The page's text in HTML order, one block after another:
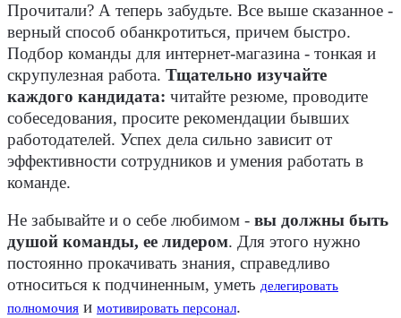
Прочитали? А теперь забудьте. Все выше сказанное -
верный способ обанкротиться, причем быстро.
Подбор команды для интернет-магазина - тонкая и
скрупулезная работа. Тщательно изучайте
каждого кандидата: читайте резюме, проводите
собеседования, просите рекомендации бывших
работодателей. Успех дела сильно зависит от
эффективности сотрудников и умения работать в
команде.
Не забывайте и о себе любимом - вы должны быть
душой команды, ее лидером. Для этого нужно
постоянно прокачивать знания, справедливо
относиться к подчиненным, уметь делегировать
полномочия и мотивировать персонал.